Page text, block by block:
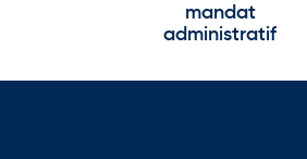
mandat
administratif